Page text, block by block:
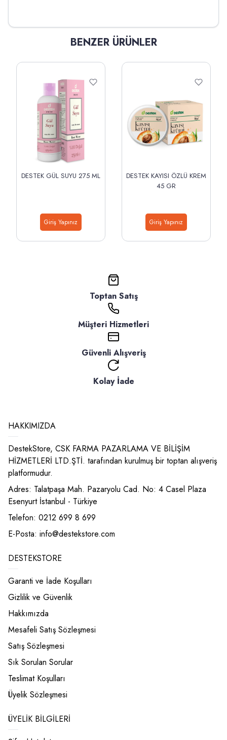
BENZER ÜRÜNLER
DESTEK GÜL SUYU 275 ML
Giriş Yapınız
DESTEK KAYISI ÖZLÜ KREM
45 GR
Giriş Yapınız
Toptan Satış
Müşteri Hizmetleri
Güvenli Alışveriş
Kolay İade
HAKKIMIZDA
DestekStore, CSK FARMA PAZARLAMA VE BİLİŞİM
HİZMETLERİ LTD.ŞTİ. tarafından kurulmuş bir toptan alışveriş
platformudur.
Adres: Talatpaşa Mah. Pazaryolu Cad. No: 4 Casel Plaza
Esenyurt İstanbul - Türkiye
Telefon: 0212 699 8 699
E-Posta: info@destekstore.com
DESTEKSTORE
Garanti ve İade Koşulları
Gizlilik ve Güvenlik
Hakkımızda
Mesafeli Satış Sözleşmesi
Satış Sözleşmesi
Sık Sorulan Sorular
Teslimat Koşulları
Üyelik Sözleşmesi
ÜYELIK BILGILERI